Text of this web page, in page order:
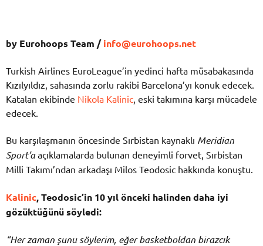
by Eurohoops Team /info@eurohoops.net
Turkish Airlines EuroLeague’in yedinci hafta müsabakasında
Kızılyıldız, sahasında zorlu rakibi Barcelona’yı konuk edecek.
Katalan ekibinde Nikola Kalinic, eski takımına karşı mücadele
edecek.
Bu karşılaşmanın öncesinde Sırbistan kaynaklı Meridian
Sport’aaçıklamalarda bulunan deneyimli forvet, Sırbistan
Milli Takımı’ndan arkadaşı Milos Teodosic hakkında konuştu.
Kalinic, Teodosic’in 10 yıl önceki halinden daha iyi
gözüktüğünü söyledi:
“Her zaman şunu söylerim, eğer basketboldan birazcık